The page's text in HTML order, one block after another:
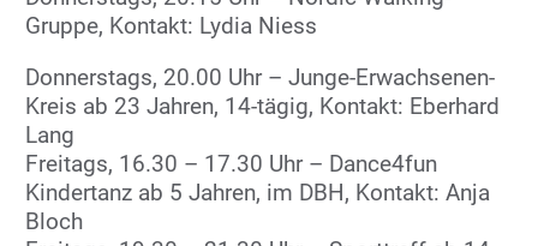
Gruppe, Kontakt: Lydia Niess
Donnerstags, 20.00 Uhr – Junge-Erwachsenen-
Kreis ab 23 Jahren, 14-tägig, Kontakt: Eberhard
Lang
Freitags, 16.30 – 17.30 Uhr – Dance4fun
Kindertanz ab 5 Jahren, im DBH, Kontakt: Anja
Bloch